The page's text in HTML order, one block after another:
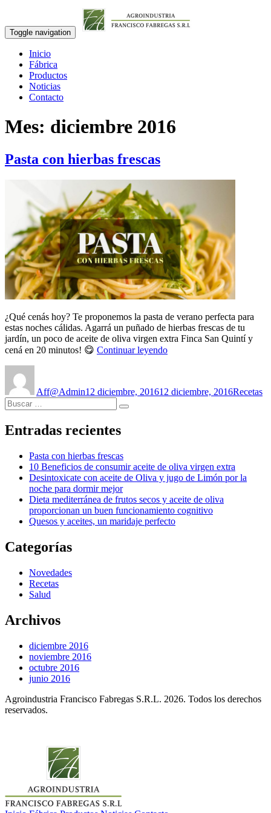
Toggle navigation
Inicio
Fábrica
Productos
Noticias
Contacto
Mes: diciembre 2016
Pasta con hierbas frescas
¿Qué cenás hoy? Te proponemos la pasta de verano perfecta para
estas noches cálidas. Agarrá un puñado de hierbas frescas de tu
jardín, un poco de aceite de oliva virgen extra Finca San Quintí y
cená en 20 minutos! 😋 Continuar leyendo«Pasta
Aff@Admin12 diciembre, 201612 diciembre, 2016Recetas
Buscar
por:
Buscar
Entradas recientes
Pasta con hierbas frescas
10 Beneficios de consumir aceite de oliva virgen extra
Desintoxicate con aceite de Oliva y jugo de Limón por la
noche para dormir mejor
Dieta mediterránea de frutos secos y aceite de oliva
proporcionan un buen funcionamiento cognitivo
Quesos y aceites, un maridaje perfecto
Categorías
Novedades
Recetas
Salud
Archivos
diciembre 2016
noviembre 2016
octubre 2016
junio 2016
Agroindustria Francisco Fabregas S.R.L. 2026. Todos los derechos
reservados.